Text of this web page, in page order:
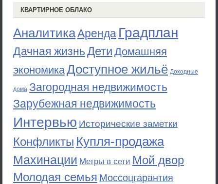
КВАРТИРНОЕ ОБЛАКО
АналитикаАренда Градплан
Дачная жизньДети Домашняя
экономикаДоступное жильё Доходные
дома Загородная недвижимость
Зарубежная недвижимость
Интервью Исторические заметки
Конфликты Купля-продажа
Махинации Метры в сети Мой двор
Молодая семья Моссоцгарантия